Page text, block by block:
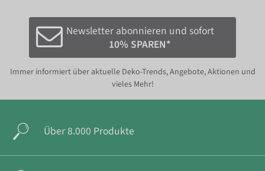
Newsletter abonnieren und sofort
10% SPAREN*
Immer informiert über aktuelle Deko-Trends, Angebote, Aktionen und
vieles Mehr!
Über 8.000 Produkte